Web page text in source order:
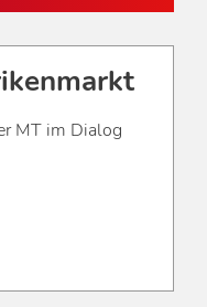
MT im Dialog